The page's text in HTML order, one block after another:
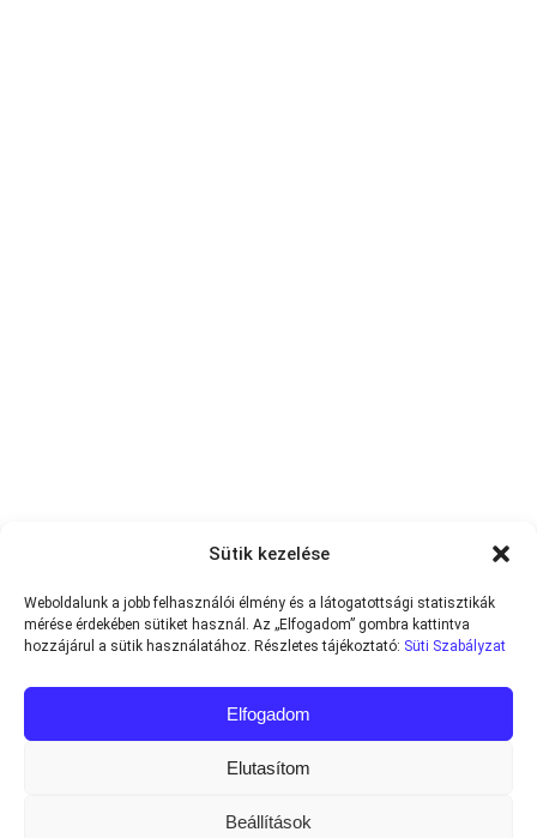
Sütik kezelése
Weboldalunk a jobb felhasználói élmény és a látogatottsági statisztikák
mérése érdekében sütiket használ. Az „Elfogadom” gombra kattintva
hozzájárul a sütik használatához. Részletes tájékoztató: Süti Szabályzat
Elfogadom
Elutasítom
Beállítások
Minden jog fenntartva © 2013-2026Teniszvilag.com